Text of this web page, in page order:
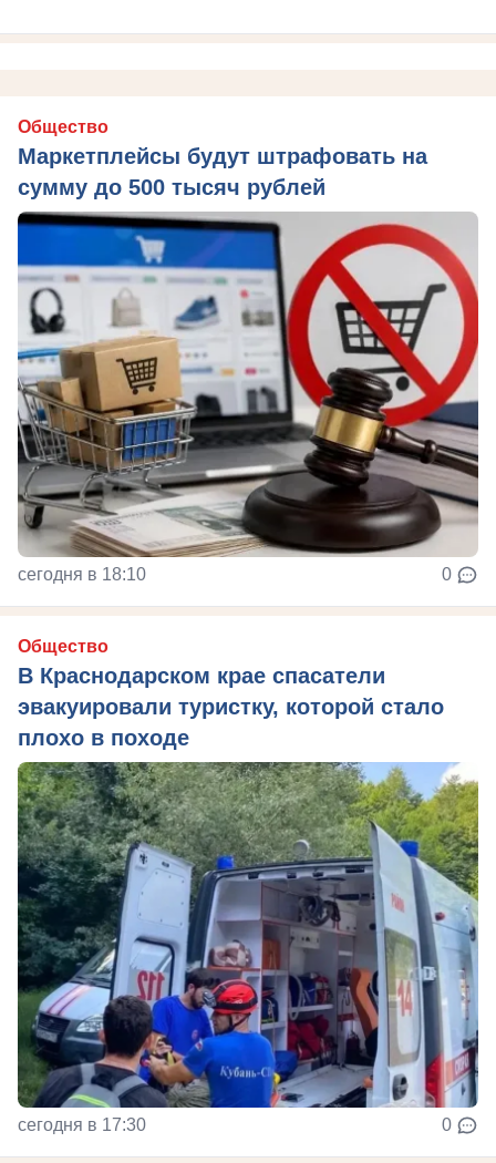
Общество
Маркетплейсы будут штрафовать на
сумму до 500 тысяч рублей
сегодня в 18:10 0
Общество
В Краснодарском крае спасатели
эвакуировали туристку, которой стало
плохо в походе
сегодня в 17:30 0